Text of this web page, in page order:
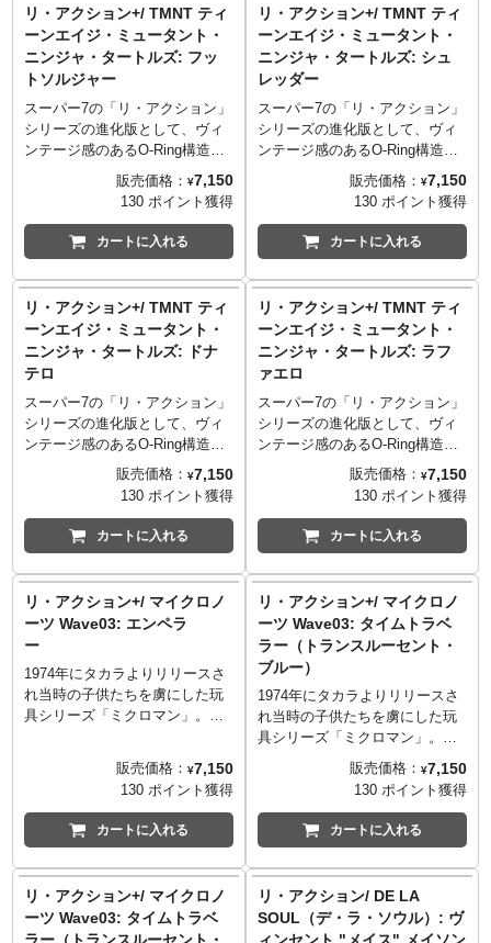
「Sleep!」などで見せるパジャ
マ姿を再現！
った犬、通称「ドゥーキードッ
グ」がまさかの立体化！スーパ
ー7らしいチョイスに思わずニン
マリ。ぜひMVもチェックしてみ
てください！
リ・アクション+/ TMNT ティ
ーンエイジ・ミュータント・
ニンジャ・タートルズ: フッ
トソルジャー
スーパー7の「リ・アクション」
シリーズの進化版として、ヴィ
ンテージ感のあるO-Ring構造を
採用し可動ヵ所をプラスした
「リ・アクション+（プラ
ス）」。そんな「リアクション
+」に1984年に誕生し、現在も
なお愛され続けているタートル
あるフットソルジャー！ミュー
タジェン感溢れるバックカード
デザインも最高です！
販売価格： ¥7,150
130 ポイント獲得
カートに入れる
リ・アクション+/ TMNT ティ
ーンエイジ・ミュータント・
ニンジャ・タートルズ: シュ
レッダー
スーパー7の「リ・アクション」
シリーズの進化版として、ヴィ
ンテージ感のあるO-Ring構造を
採用し可動ヵ所をプラスした
「リ・アクション+（プラ
ス）」。そんな「リアクション
+」に1984年に誕生し、現在も
なお愛され続けているタートル
り、フット団の首領シュレッダ
ー！ミュータジェン感溢れるバ
ックカードデザインも最高で
す！
販売価格： ¥7,150
130 ポイント獲得
カートに入れる
リ・アクション+/ TMNT ティ
ーンエイジ・ミュータント・
ニンジャ・タートルズ: ドナ
テロ
スーパー7の「リ・アクション」
シリーズの進化版として、ヴィ
ンテージ感のあるO-Ring構造を
採用し可動ヵ所をプラスした
「リ・アクション+（プラ
ス）」。そんな「リアクション
+」に1984年に誕生し、現在も
なお愛され続けているタートル
ドナテロ！ミュータジェン感溢
れるバックカードデザインも最
高です！
販売価格： ¥7,150
130 ポイント獲得
カートに入れる
リ・アクション+/ TMNT ティ
ーンエイジ・ミュータント・
ニンジャ・タートルズ: ラフ
ァエロ
スーパー7の「リ・アクション」
シリーズの進化版として、ヴィ
ンテージ感のあるO-Ring構造を
採用し可動ヵ所をプラスした
「リ・アクション+（プラ
ス）」。そんな「リアクション
+」に1984年に誕生し、現在も
なお愛され続けているタートル
ロ！ミュータジェン感溢れるバ
ックカードデザインも最高で
す！
販売価格： ¥7,150
130 ポイント獲得
カートに入れる
リ・アクション+/ マイクロノ
ーツ Wave03: エンペラ
ー
1974年にタカラよりリリースさ
れ当時の子供たちを虜にした玩
具シリーズ「ミクロマン」。海
ツ」という名で展開し、マーベ
ルコミックスからコミックスも
リリースしていた人気シリー
ズ。そんなマイクロノーツが、
スーパー7の新たなるシリーズ
から登場！こちらは、1981年に
メゴからは短期間のみ販売さ
れ、その後イタリアのギグから
販売価格： ¥7,150
130 ポイント獲得
カートに入れる
リ・アクション+/ マイクロノ
ーツ Wave03: タイムトラベ
ラー（トランスルーセント・
ブルー）
1974年にタカラよりリリースさ
れ当時の子供たちを虜にした玩
具シリーズ「ミクロマン」。海
外ではメゴが「マイクロノー
ツ」という名で展開し、マーベ
ルコミックスからコミックスも
リリースしていた人気シリー
ズ。そんなマイクロノーツが、
から登場！こちらは、1976年に
マイクロノーツとしての記念す
販売価格： ¥7,150
130 ポイント獲得
カートに入れる
リ・アクション+/ マイクロノ
ーツ Wave03: タイムトラベ
ラー（トランスルーセント・
リ・アクション/ DE LA
SOUL（デ・ラ・ソウル）: ヴ
ィンセント "メイス" メイソン